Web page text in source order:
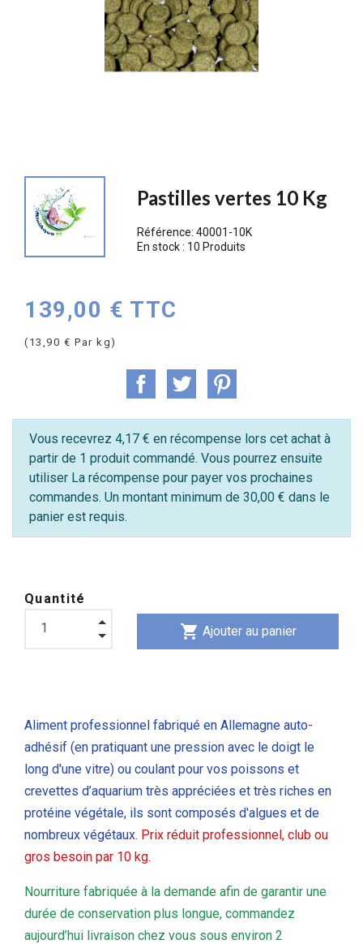
Pastilles vertes 10 Kg
Référence:40001-10K
En stock : 10 Produits
139,00 € TTC
(13,90 € Par kg)
Vous recevrez 4,17 € en récompense lors cet achat à
partir de 1 produit commandé. Vous pourrez ensuite
utiliser La récompense pour payer vos prochaines
commandes. Un montant minimum de 30,00 € dans le
panier est requis.
Quantité
shopping_cart Ajouter au panier
Aliment professionnel fabriqué en Allemagne auto-
adhésif (en pratiquant une pression avec le doigt le
long d'une vitre) ou coulant pour vos poissons et
crevettes d’aquarium très appréciées et très riches en
protéine végétale, ils sont composés d'algues et de
nombreux végétaux. Prix réduit professionnel, club ou
gros besoin par 10 kg.
Nourriture fabriquée à la demande afin de garantir une
durée de conservation plus longue, commandez
aujourd’hui livraison chez vous sous environ 2